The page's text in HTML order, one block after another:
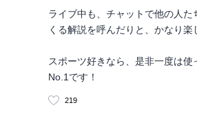
ライブ中も、チャットで他の人た
くる解説を呼んだりと、かなり楽
スポーツ好きなら、是非一度は使
No.1です！
219